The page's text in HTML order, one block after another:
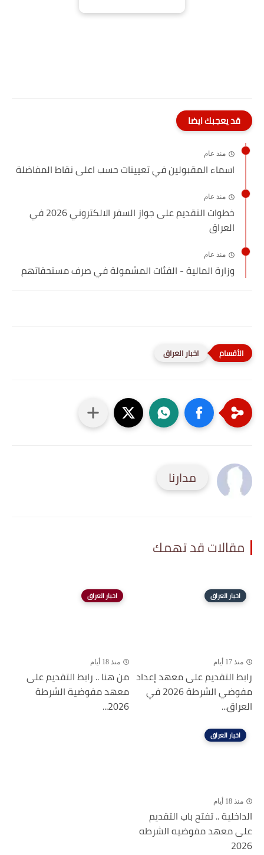
قد يعجبك ايضا
منذ عام
اسماء المقبولين في تعيينات حسب اعلى نقاط المفاضلة
منذ عام
خطوات التقديم على جواز السفر الالكتروني 2026 في
العراق
منذ عام
وزارة المالية - الفئات المشمولة في صرف مستحقاتهم
اخبار العراق
مدارنا
مقالات قد تهمك
اخبار العراق
منذ 17 أيام
رابط التقديم على معهد إعداد
مفوضي الشرطة 2026 في
العراق...
اخبار العراق
منذ 18 أيام
من هنا .. رابط التقديم على
معهد مفوضية الشرطة
2026...
اخبار العراق
منذ 18 أيام
الداخلية .. تفتح باب التقديم
على معهد مفوضيه الشرطه
2026